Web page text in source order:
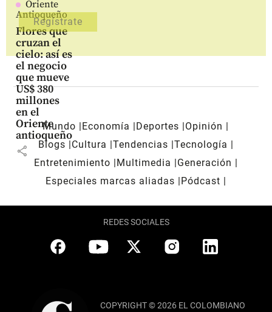
Oriente
Antioqueño
Flores que
cruzan el
cielo: así es
el negocio
que mueve
US$ 380
millones
en el
Oriente
antioqueño
share
Mundo Economía Deportes
Opinión
Blogs
Cultura Tendencias Tecnología
Entretenimiento
Multimedia
Generación
Especiales marcas aliadas
Pódcast
REDES SOCIALES
COPYRIGHT © 2026 EL COLOMBIANO